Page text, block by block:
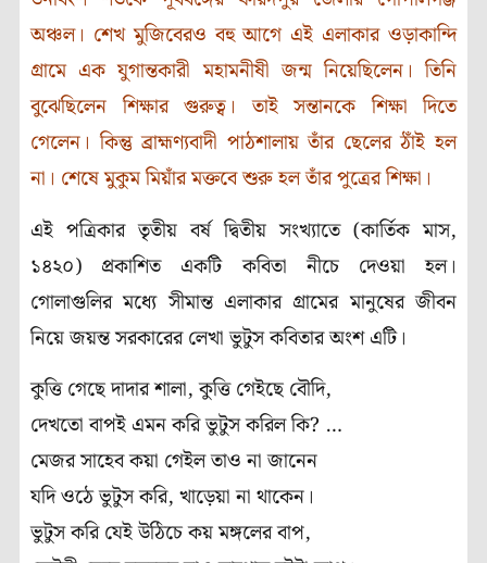
অঞ্চল। শেখ মুজিবেরও বহু আগে এই এলাকার ওড়াকান্দি
গ্রামে এক যুগান্তকারী মহামনীষী জন্ম নিয়েছিলেন। তিনি
বুঝেছিলেন শিক্ষার গুরুত্ব। তাই সন্তানকে শিক্ষা দিতে
গেলেন। কিন্তু ব্রাহ্মণ্যবাদী পাঠশালায় তাঁর ছেলের ঠাঁই হল
না। শেষে মুকুম মিয়াঁর মক্তবে শুরু হল তাঁর পুত্রের শিক্ষা।
এই পত্রিকার তৃতীয় বর্ষ দ্বিতীয় সংখ্যাতে (কার্তিক মাস,
১৪২০) প্রকাশিত একটি কবিতা নীচে দেওয়া হল।
গোলাগুলির মধ্যে সীমান্ত এলাকার গ্রামের মানুষের জীবন
নিয়ে জয়ন্ত সরকারের লেখা ভুটুস কবিতার অংশ এটি।
কুত্তি গেছে দাদার শালা, কুত্তি গেইছে বৌদি,
দেখতো বাপই এমন করি ভুটুস করিল কি? …
মেজর সাহেব কয়া গেইল তাও না জানেন
যদি ওঠে ভুটুস করি, খাড়েয়া না থাকেন।
ভুটুস করি যেই উঠিচে কয় মঙ্গলের বাপ,